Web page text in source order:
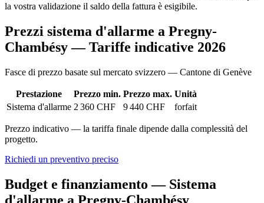
la vostra validazione il saldo della fattura è esigibile.
Prezzi sistema d'allarme a Pregny-
Chambésy — Tariffe indicative 2026
Fasce di prezzo basate sul mercato svizzero — Cantone di Genève
Prestazione Prezzo min. Prezzo max. Unità
Sistema d'allarme 2 360 CHF 9 440 CHF forfait
Prezzo indicativo — la tariffa finale dipende dalla complessità del
progetto.
Richiedi un preventivo preciso
Budget e finanziamento — Sistema